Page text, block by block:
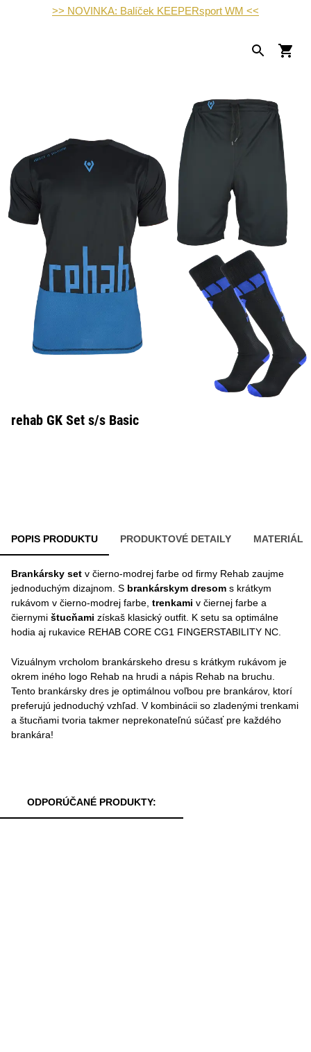
>> NOVINKA: Balíček KEEPERsport WM <<
rehab GK Set s/s Basic
POPIS PRODUKTU PRODUKTOVÉ DETAILY MATERIÁL
Brankársky set v čierno-modrej farbe od firmy Rehab zaujme
jednoduchým dizajnom. S brankárskym dresom s krátkym
rukávom v čierno-modrej farbe, trenkami v čiernej farbe a
čiernymi štucňami získaš klasický outfit. K setu sa optimálne
hodia aj rukavice REHAB CORE CG1 FINGERSTABILITY NC.
Vizuálnym vrcholom brankárskeho dresu s krátkym rukávom je
okrem iného logo Rehab na hrudi a nápis Rehab na bruchu.
Tento brankársky dres je optimálnou voľbou pre brankárov, ktorí
preferujú jednoduchý vzhľad. V kombinácii so zladenými trenkami
a štucňami tvoria takmer neprekonateľnú súčasť pre každého
brankára!
ODPORÚČANÉ PRODUKTY: